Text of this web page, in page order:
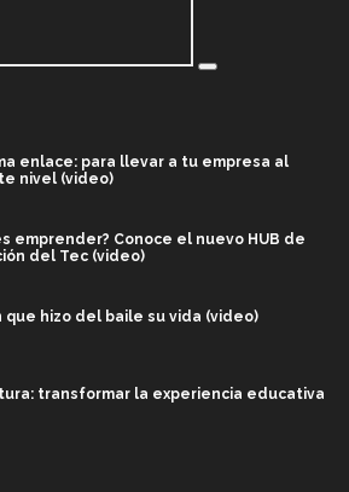
enlace: para llevar a tu empresa al
nivel (video)
emprender? Conoce el nuevo HUB de
del Tec (video)
que hizo del baile su vida (video)
transformar la experiencia educativa